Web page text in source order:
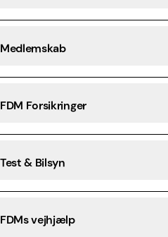
Medlemskab
FDM Forsikringer
Test & Bilsyn
FDMs vejhjælp